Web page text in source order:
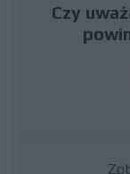
Czy